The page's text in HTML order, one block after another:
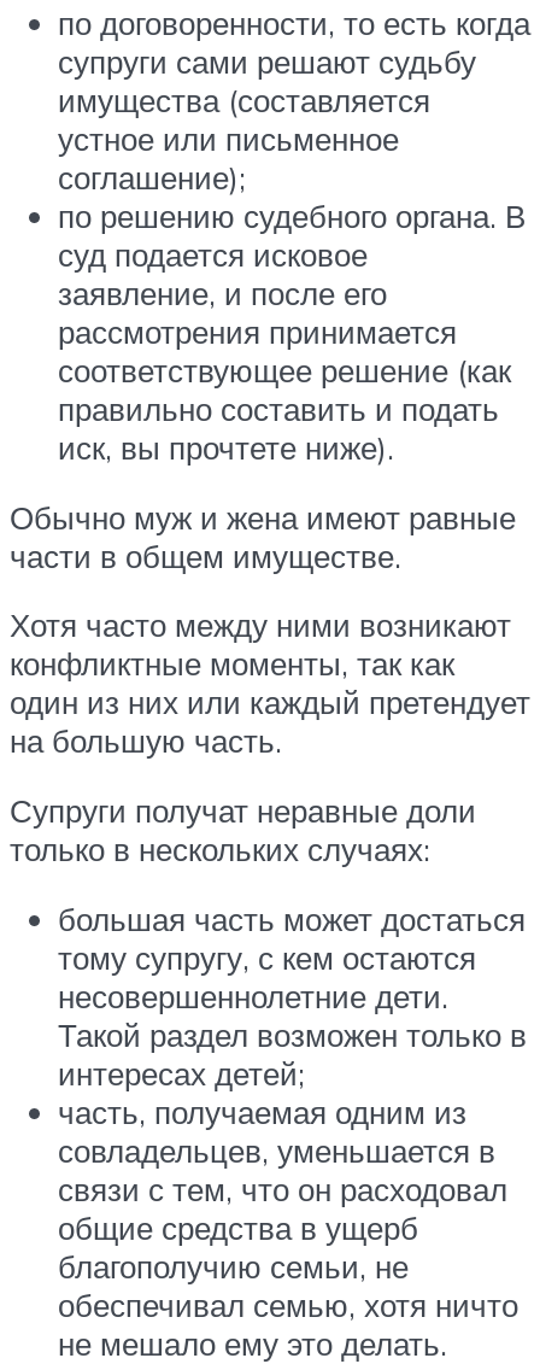
по договоренности, то есть когда
супруги сами решают судьбу
имущества (составляется
устное или письменное
соглашение);
по решению судебного органа. В
суд подается исковое
заявление, и после его
рассмотрения принимается
соответствующее решение (как
правильно составить и подать
иск, вы прочтете ниже).
Обычно муж и жена имеют равные
части в общем имуществе.
Хотя часто между ними возникают
конфликтные моменты, так как
один из них или каждый претендует
на большую часть.
Супруги получат неравные доли
только в нескольких случаях:
большая часть может достаться
тому супругу, с кем остаются
несовершеннолетние дети.
Такой раздел возможен только в
интересах детей;
часть, получаемая одним из
совладельцев, уменьшается в
связи с тем, что он расходовал
общие средства в ущерб
благополучию семьи, не
обеспечивал семью, хотя ничто
не мешало ему это делать.